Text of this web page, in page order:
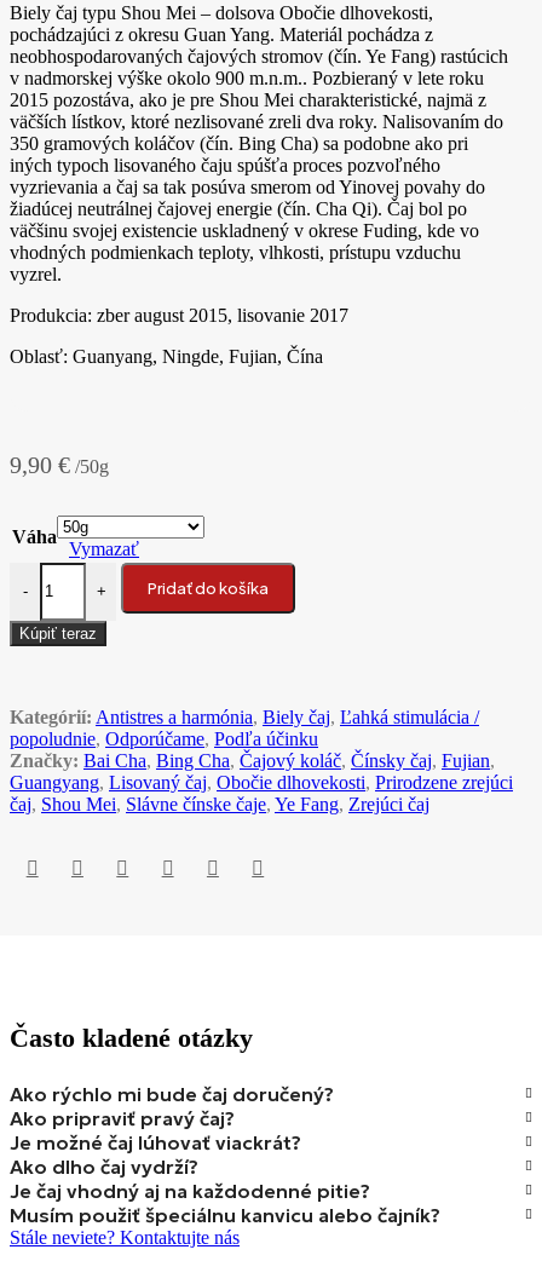
Biely čaj typu Shou Mei – dolsova Obočie dlhovekosti,
pochádzajúci z okresu Guan Yang. Materiál pochádza z
neobhospodarovaných čajových stromov (čín. Ye Fang) rastúcich
v nadmorskej výške okolo 900 m.n.m.. Pozbieraný v lete roku
2015 pozostáva, ako je pre Shou Mei charakteristické, najmä z
väčších lístkov, ktoré nezlisované zreli dva roky. Nalisovaním do
350 gramových koláčov (čín. Bing Cha) sa podobne ako pri
iných typoch lisovaného čaju spúšťa proces pozvoľného
vyzrievania a čaj sa tak posúva smerom od Yinovej povahy do
žiadúcej neutrálnej čajovej energie (čín. Cha Qi). Čaj bol po
väčšinu svojej existencie uskladnený v okrese Fuding, kde vo
vhodných podmienkach teploty, vlhkosti, prístupu vzduchu
vyzrel.
Produkcia: zber august 2015, lisovanie 2017
Oblasť: Guanyang, Ningde, Fujian, Čína
9,90 € /50g
Váha
Vymazať
-
množstvo 2017 Guan Yang Shou Mei Bing Cha biely čaj
+ Pridať do košíka
Kúpiť teraz
Kategórií: Antistres a harmónia, Biely čaj, Ľahká stimulácia /
popoludnie, Odporúčame, Podľa účinku
Značky: Bai Cha, Bing Cha, Čajový koláč, Čínsky čaj, Fujian,
Guangyang, Lisovaný čaj, Obočie dlhovekosti, Prirodzene zrejúci
čaj, Shou Mei, Slávne čínske čaje, Ye Fang, Zrejúci čaj
Často kladené otázky
Ako rýchlo mi bude čaj doručený?
Ako pripraviť pravý čaj?
Je možné čaj lúhovať viackrát?
Ako dlho čaj vydrží?
Je čaj vhodný aj na každodenné pitie?
Musím použiť špeciálnu kanvicu alebo čajník?
Stále neviete? Kontaktujte nás